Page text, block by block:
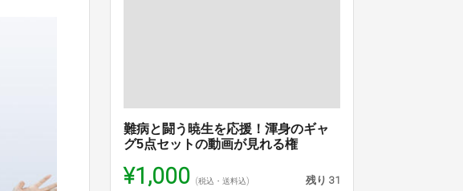
難病と闘う暁生を応援！渾身のギャ
グ5点セットの動画が見れる権
¥1,000 (税込・送料込) 残り 31